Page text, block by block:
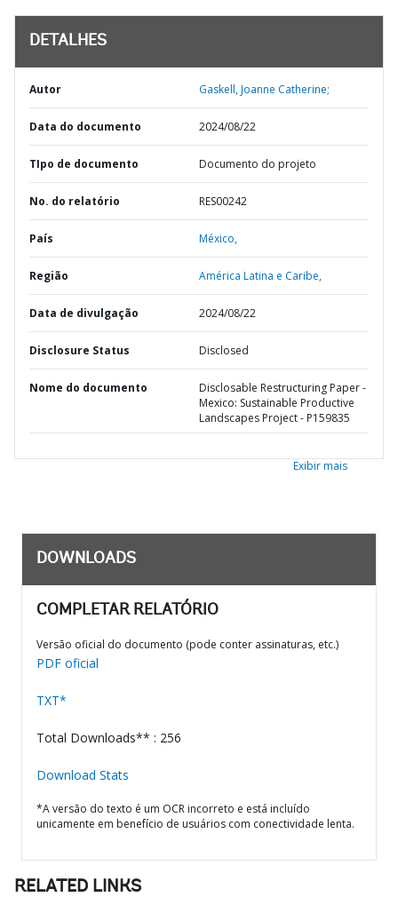
DETALHES
Autor Gaskell, Joanne Catherine;
Data do documento 2024/08/22
TIpo de documento Documento do projeto
No. do relatório RES00242
País México,
Região América Latina e Caribe,
Data de divulgação 2024/08/22
Disclosure Status Disclosed
Nome do documento
Disclosable Restructuring Paper -
Mexico: Sustainable Productive
Landscapes Project - P159835
Exibir mais
DOWNLOADS
COMPLETAR RELATÓRIO
Versão oficial do documento (pode conter assinaturas, etc.)
PDF oficial
TXT*
Total Downloads** : 256
Download Stats
*A versão do texto é um OCR incorreto e está incluído
unicamente em benefício de usuários com conectividade lenta.
RELATED LINKS